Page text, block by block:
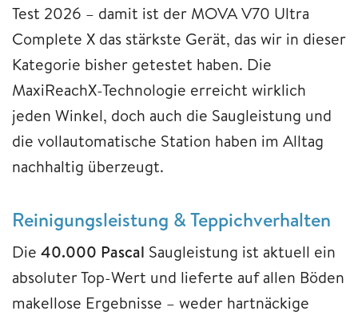
Test 2026 – damit ist der MOVA V70 Ultra
Complete X das stärkste Gerät, das wir in dieser
Kategorie bisher getestet haben. Die
MaxiReachX-Technologie erreicht wirklich
jeden Winkel, doch auch die Saugleistung und
die vollautomatische Station haben im Alltag
nachhaltig überzeugt.
Reinigungsleistung & Teppichverhalten
Die 40.000 Pascal Saugleistung ist aktuell ein
absoluter Top-Wert und lieferte auf allen Böden
makellose Ergebnisse – weder hartnäckige